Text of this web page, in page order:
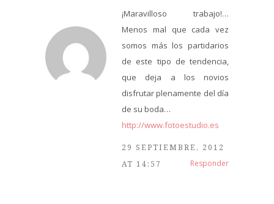
¡Maravilloso trabajo!…
Menos mal que cada vez
somos más los partidarios
de este tipo de tendencia,
que deja a los novios
disfrutar plenamente del día
de su boda…
http://www.fotoestudio.es
29 SEPTIEMBRE, 2012
AT 14:57
Responder